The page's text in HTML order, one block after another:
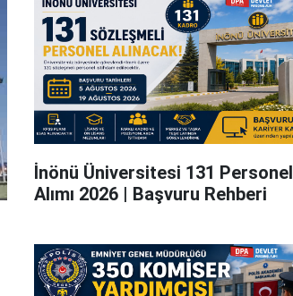
İnönü Üniversitesi 131 Personel
Alımı 2026 | Başvuru Rehberi